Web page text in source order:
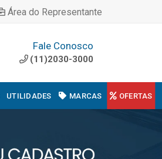
Área do Representante
Fale Conosco
(11)2030-3000
UTILIDADES MARCAS OFERTAS